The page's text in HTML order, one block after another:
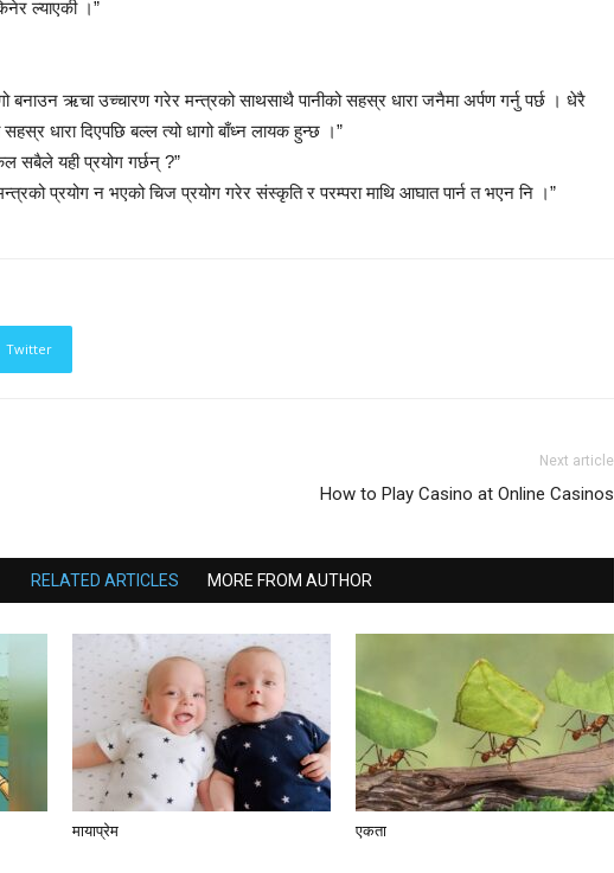
ल्याएकी ।”
बनाउन ऋचा उच्चारण गरेर मन्त्रको साथसाथै पानीको सहस्र धारा जनैमा अर्पण गर्नु पर्छ । धेरै
धारा दिएपछि बल्ल त्यो धागो बाँध्न लायक हुन्छ ।”
सबैले यही प्रयोग गर्छन् ?”
प्रयोग न भएको चिज प्रयोग गरेर संस्कृति र परम्परा माथि आघात पार्न त भएन नि ।”
Twitter
Next article
How to Play Casino at Online Casinos
RELATED ARTICLES MORE FROM AUTHOR
मायाप्रेम एकता